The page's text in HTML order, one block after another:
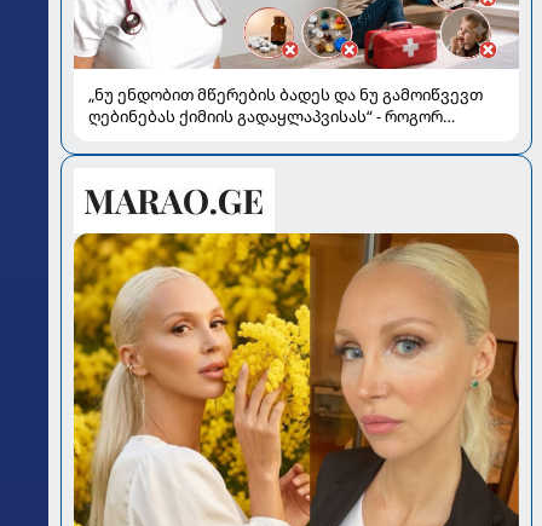
„ნუ ენდობით მწერების ბადეს და ნუ გამოიწვევთ
ღებინებას ქიმიის გადაყლაპვისას“ - როგორ
სალომე ახვლედიანის რჩევები